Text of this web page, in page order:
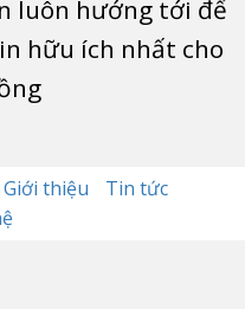
luôn hướng tới để
hữu ích nhất cho
Giới thiệu
Tin tức